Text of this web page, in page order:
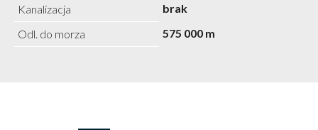
Kanalizacja
brak
Odl. do morza
575 000 m